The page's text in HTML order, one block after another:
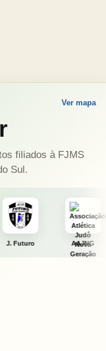
Ver mapa
filiados à FJMS
Sul.
AAJNG TSURU